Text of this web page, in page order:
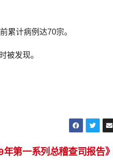
累计病例达70宗。
被发现。
年第一系列总稽查司报告